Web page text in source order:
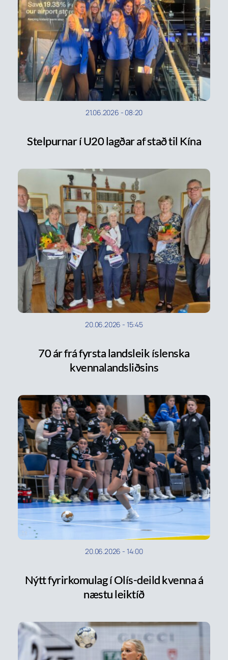
21.06.2026 - 08:20
Stelpurnar í U20 lagðar af stað til Kína
20.06.2026 - 15:45
70 ár frá fyrsta landsleik íslenska
kvennalandsliðsins
20.06.2026 - 14:00
Nýtt fyrirkomulag í Olís-deild kvenna á
næstu leiktíð